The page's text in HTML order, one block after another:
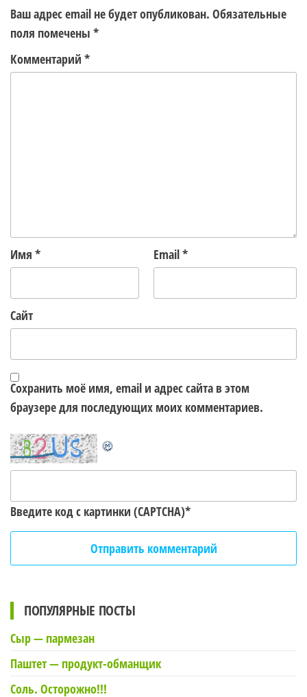
Ваш адрес email не будет опубликован. Обязательные
поля помечены *
Комментарий *
Имя * Email*
Сайт
Сохранить моё имя, email и адрес сайта в этом
браузере для последующих моих комментариев.
Введите код с картинки (CAPTCHA)*
ПОПУЛЯРНЫЕ ПОСТЫ
Сыр — пармезан
Паштет — продукт-обманщик
Соль. Осторожно!!!